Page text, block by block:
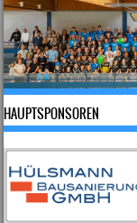
HAUPTSPONSOREN